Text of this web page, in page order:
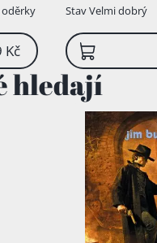
Kč
StavVelmi dobrý
hledají